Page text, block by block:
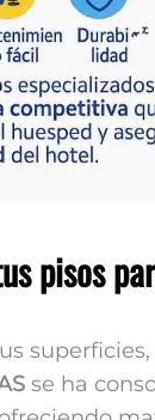
pisos
se ha